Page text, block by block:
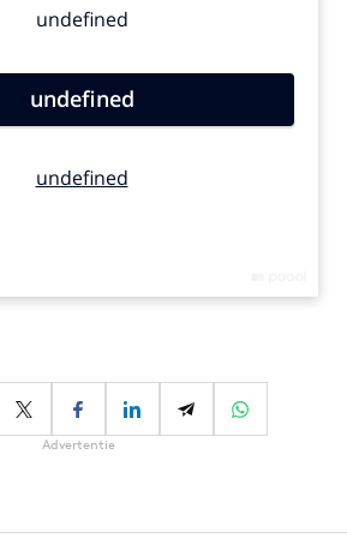
Advertentie